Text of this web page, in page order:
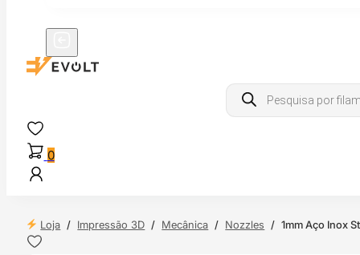
Products
search
0
Loja / Impressão 3D / Mecânica / Nozzles / 1mm Aço Inox